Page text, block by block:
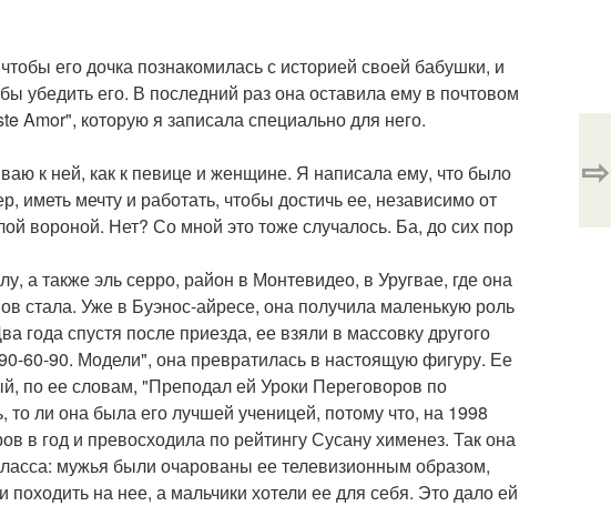
его дочка познакомилась с историей своей бабушки, и
убедить его. В последний раз она оставила ему в почтовом
Amor", которую я записала специально для него.
к ней, как к певице и женщине. Я написала ему, что было
мечту и работать, чтобы достичь ее, независимо от
вороной. Нет? Со мной это тоже случалось. Ба, до сих пор
а также эль серро, район в Монтевидео, в Уругвае, где она
Уже в Буэнос-айресе, она получила маленькую роль
спустя после приезда, ее взяли в массовку другого
60-90. Модели", она превратилась в настоящую фигуру. Ее
по ее словам, "Преподал ей Уроки Переговоров по
ли она была его лучшей ученицей, потому что, на 1998
в год и превосходила по рейтингу Сусану хименез. Так она
мужья были очарованы ее телевизионным образом,
на нее, а мальчики хотели ее для себя. Это дало ей
⇨